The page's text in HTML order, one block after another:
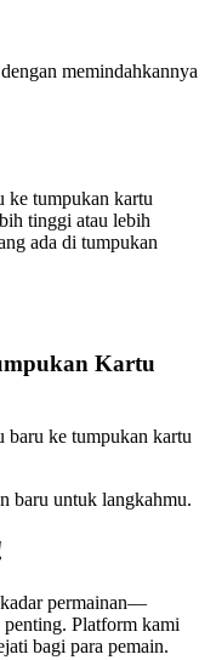
memindahkannya
ke tumpukan kartu
tinggi atau lebih
ada di tumpukan
Kartu
ke tumpukan kartu
baru untuk langkahmu.
permainan—
penting. Platform kami
bagi para pemain.